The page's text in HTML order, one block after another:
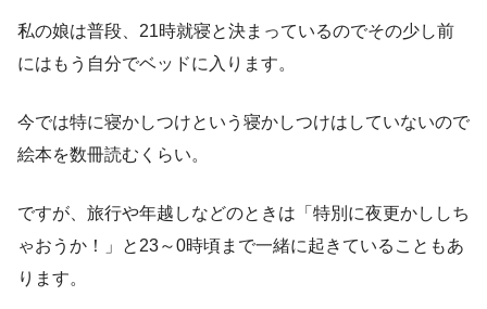
私の娘は普段、21時就寝と決まっているのでその少し前
にはもう自分でベッドに入ります。
今では特に寝かしつけという寝かしつけはしていないので
絵本を数冊読むくらい。
ですが、旅行や年越しなどのときは「特別に夜更かししち
ゃおうか！」と23～0時頃まで一緒に起きていることもあ
ります。